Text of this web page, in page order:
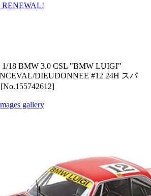
18 BMW 3.0 CSL "BMW LUIGI"
DIEUDONNEE #12 24H スパ
gallery